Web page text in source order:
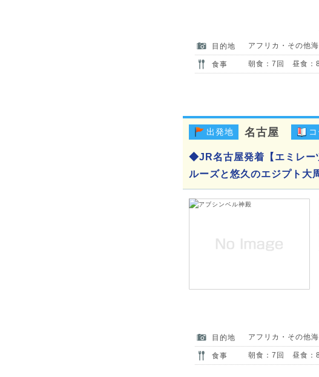
目的地 アフリカ・その他
食事 朝食：7回 昼食：
出発地 名古屋
◆JR名古屋発着【エミレー
ルーズと悠久のエジプト大
目的地 アフリカ・その他
食事 朝食：7回 昼食：